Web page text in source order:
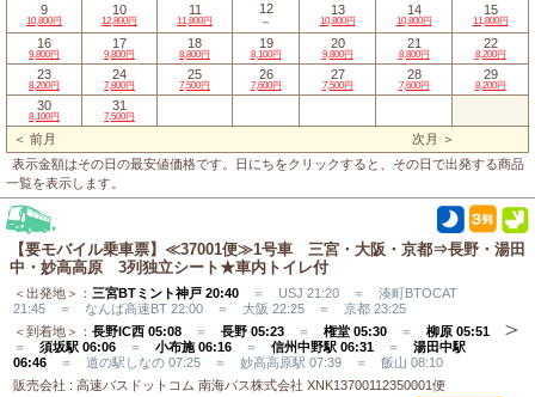
9
10,800円
10
12,800円
11
11,800円
12
－
13
10,800円
14
10,800円
15
11,800円
16
9,800円
17
9,800円
18
8,800円
19
8,100円
20
9,800円
21
8,800円
22
8,200円
23
8,200円
24
7,800円
25
7,500円
26
7,600円
27
7,500円
28
7,600円
29
8,200円
30
8,100円
31
7,500円
＜ 前月
次月 ＞
表示金額はその日の最安値価格です。日にちをクリックすると、その日で出発する商品
一覧を表示します。
【要モバイル乗車票】≪37001便≫1号車 三宮・大阪・京都⇒長野・湯田
中・妙高高原 3列独立シート★車内トイレ付
＜出発地＞： 三宮BTミント神戸 20:40 ＝ USJ 21:20 ＝ 湊町BTOCAT
21:45 ＝ なんば高速BT 22:00 ＝ 大阪 22:25 ＝ 京都 23:25
＜到着地＞： 長野IC西 05:08 ＝ 長野 05:23 ＝ 権堂 05:30 ＝ 柳原 05:51
＝ 須坂駅 06:06 ＝ 小布施 06:16 ＝ 信州中野駅 06:31 ＝ 湯田中駅
06:46 ＝ 道の駅しなの 07:25 ＝ 妙高高原駅 07:39 ＝ 飯山 08:10
販売会社 : 高速バスドットコム 南海バス株式会社 XNK13700112350001便